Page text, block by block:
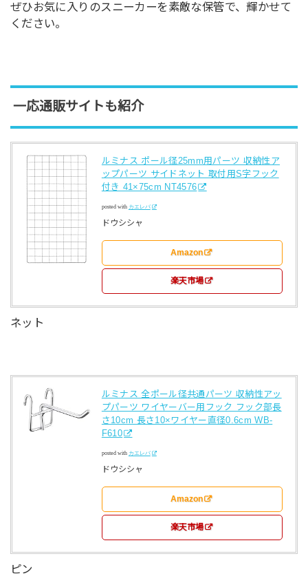
ぜひお気に入りのスニーカーを素敵な保管で、輝かせて
ください。
一応通販サイトも紹介
ルミナス ポール径25mm用パーツ 収納性ア
ップパーツ サイドネット 取付用S字フック
付き 41×75cm NT4576
posted with カエレバ
ドウシシャ
Amazon
楽天市場
ネット
ルミナス 全ポール径共通パーツ 収納性アッ
プパーツ ワイヤーバー用フック フック部長
さ10cm 長さ10×ワイヤー直径0.6cm WB-
F610
posted with カエレバ
ドウシシャ
Amazon
楽天市場
ピン